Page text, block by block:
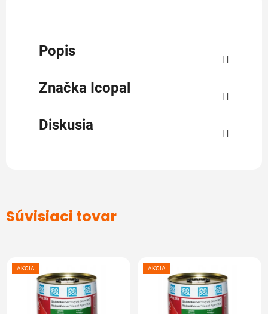
Popis
Značka Icopal
Diskusia
Súvisiaci tovar
AKCIA AKCIA